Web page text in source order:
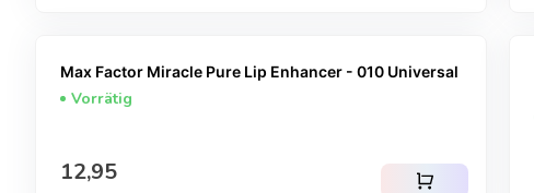
Max Factor Miracle Pure Lip Enhancer - 010 Universal
Vorrätig
Regulärer Preis
12,95 shopping_cart